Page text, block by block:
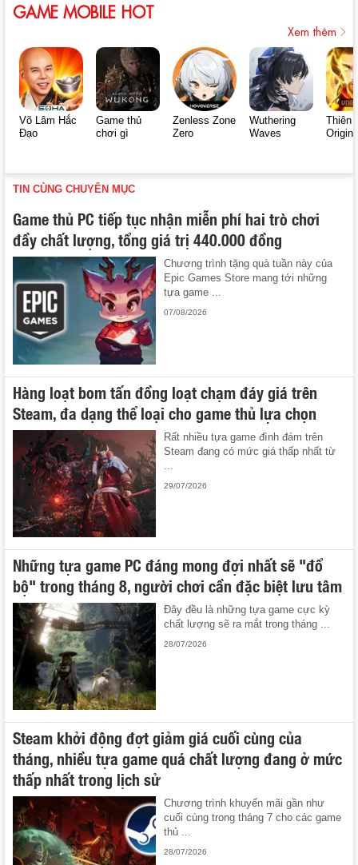
GAME MOBILE HOT
Xem thêm
Võ Lâm Hắc
Đạo
Game thủ
chơi gì
Zenless Zone
Zero
Wuthering
Waves
Thiên
Origin
TIN CÙNG CHUYÊN MỤC
Game thủ PC tiếp tục nhận miễn phí hai trò chơi
đầy chất lượng, tổng giá trị 440.000 đồng
Chương trình tặng quà tuần này của
Epic Games Store mang tới những
tựa game ...
07/08/2026
Hàng loạt bom tấn đồng loạt chạm đáy giá trên
Steam, đa dạng thể loại cho game thủ lựa chọn
Rất nhiều tựa game đình đám trên
Steam đang có mức giá thấp nhất từ
29/07/2026
Những tựa game PC đáng mong đợi nhất sẽ "đổ
bộ" trong tháng 8, người chơi cần đặc biệt lưu tâm
Đây đều là những tựa game cực kỳ
chất lượng sẽ ra mắt trong tháng ...
28/07/2026
Steam khởi động đợt giảm giá cuối cùng của
tháng, nhiều tựa game quá chất lượng đang ở mức
thấp nhất trong lịch sử
Chương trình khuyến mãi gần như
cuối cùng trong tháng 7 cho các game
thủ ...
28/07/2026